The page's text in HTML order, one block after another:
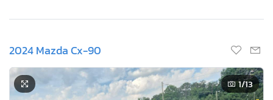
2024 Mazda Cx-90
1/13